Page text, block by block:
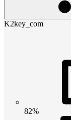
K2key_com
82%